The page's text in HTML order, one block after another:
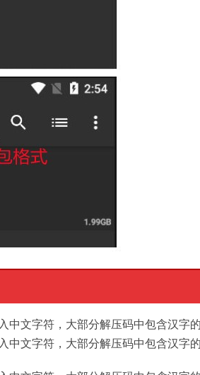
文字符，大部分解压码中包含汉字的
文字符，大部分解压码中包含汉字的